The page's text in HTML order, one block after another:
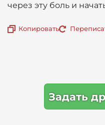
через эту боль и
Копировать
Задать